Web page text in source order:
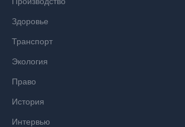
Здоровье
Транспорт
Экология
Право
История
Интервью